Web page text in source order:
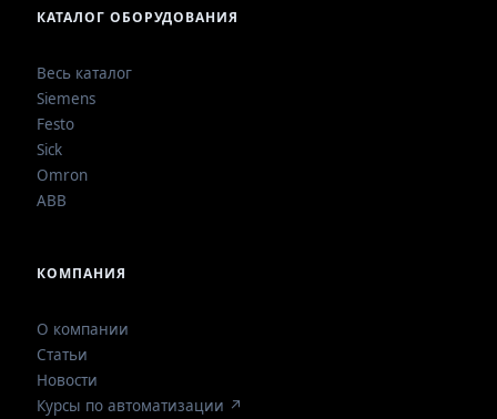
КАТАЛОГ ОБОРУДОВАНИЯ
Весь каталог
Siemens
Festo
Sick
Omron
ABB
КОМПАНИЯ
О компании
Статьи
Новости
Курсы по автоматизации ↗